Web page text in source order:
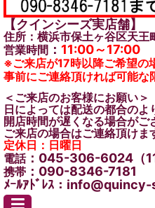
【クインシーズ実店舗】
住所：横浜市保土ヶ谷区天
営業時間 ： 11:00～17:00
※ご来店が17時以降ご希望の
事前にご連絡頂ければ可能な
＜ご来店のお客様にお願い＞
日によっては配送の都合のよ
開店時間が遅くなる場合がご
ご来店の場合はご連絡頂けま
定休日：日曜日
電話：045-306-6024（
携帯 ：090-8346-7181
ﾒｰﾙｱﾄﾞﾚｽ：